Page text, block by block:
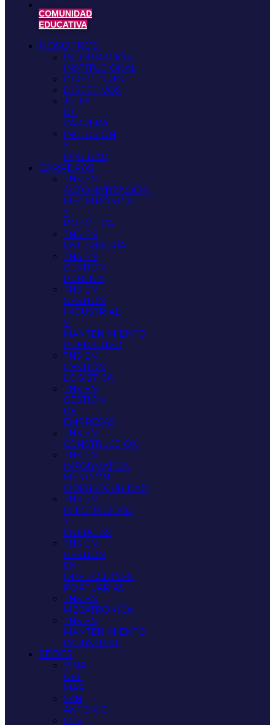
COMUNIDAD
EDUCATIVA
NOSOTROS
INFORMACIÓN
INSTITUCIONAL
DIRECTORIO
DIRECTIVOS
JEFES
DE
CARRERA
INCLUSIÓN
Y
EQUIDAD
CARRERAS
TNS EN
AUTOMATIZACIÓN,
MECATRÓNICA
Y
ROBÓTICA
TNS EN
ENFERMERÍA
TNS EN
GESTIÓN
PÚBLICA
TNS EN
GESTIÓN
INDUSTRIAL
Y
MANTENIMIENTO
PREDICTIVO
TNS EN
GESTIÓN
LOGÍSTICA
TNS EN
GESTIÓN
DE
EMPRESAS
TNS EN
CONSTRUCCIÓN
TNS EN
INFORMATICA
MENCIÓN
CIBERSEGURIDAD
TNS EN
ELECTRICIDAD
Y
ENERGÍAS
TNS EN
GESTIÓN
EN
OPERACIONES
PORTUARIAS
TNS EN
MECATRÓNICA
TNS EN
MANTENIMIENTO
INDUSTRIAL
SEDES
VIÑA
DEL
MAR
SAN
ANTONIO
LOS